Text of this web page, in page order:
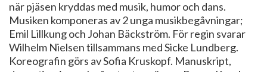
när pjäsen kryddas med musik, humor och dans.
Musiken komponeras av 2 unga musikbegåvningar;
Emil Lillkung och Johan Bäckström. För regin svarar
Wilhelm Nielsen tillsammans med Sicke Lundberg.
Koreografin görs av Sofia Kruskopf. Manuskript,